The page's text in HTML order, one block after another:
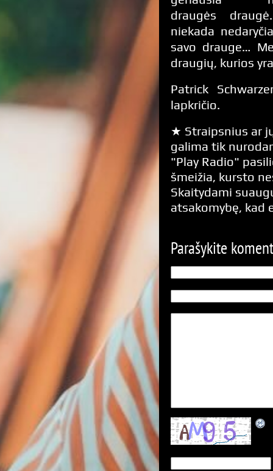
draugės
niekada
savo drauge…
draugių, kurios
Patrick
lapkričio.
★ Straipsnius ar
galima tik
"Play Radio"
šmeižia, kursto
Skaitydami
atsakomybę, kad
Parašykite